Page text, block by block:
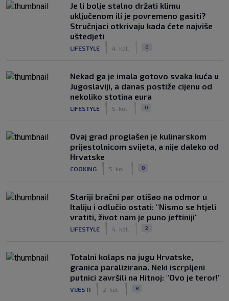
Je li bolje stalno držati klimu
uključenom ili je povremeno gasiti?
Stručnjaci otkrivaju kada ćete najviše
uštedjeti
LIFESTYLE 4. kol. 0
Nekad ga je imala gotovo svaka kuća u
Jugoslaviji, a danas postiže cijenu od
nekoliko stotina eura
LIFESTYLE 5. kol. 0
Ovaj grad proglašen je kulinarskom
prijestolnicom svijeta, a nije daleko od
Hrvatske
COOKING 5. kol. 0
Stariji bračni par otišao na odmor u
Italiju i odlučio ostati: "Nismo se htjeli
vratiti, život nam je puno jeftiniji"
LIFESTYLE 4. kol. 2
Totalni kolaps na jugu Hrvatske,
granica paralizirana. Neki iscrpljeni
putnici završili na Hitnoj: "Ovo je teror!"
VIJESTI 2. kol. 8